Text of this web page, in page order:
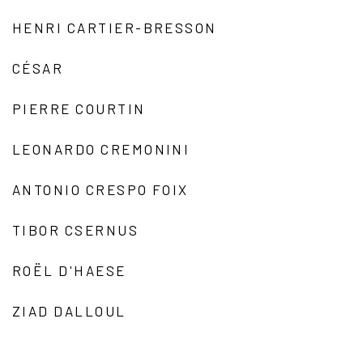
HENRI CARTIER-BRESSON
CÉSAR
PIERRE COURTIN
LEONARDO CREMONINI
ANTONIO CRESPO FOIX
TIBOR CSERNUS
ROËL D'HAESE
ZIAD DALLOUL